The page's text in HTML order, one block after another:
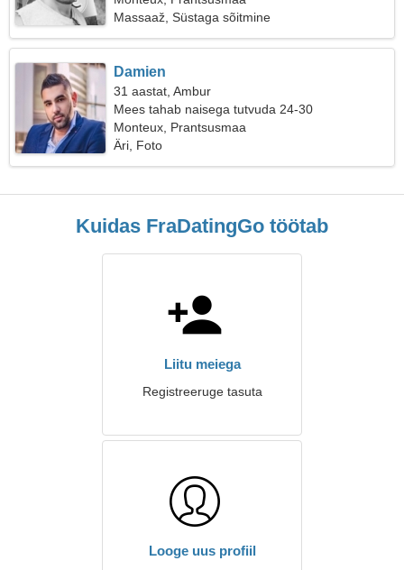
Massaaž, Süstaga sõitmine
Damien
31 aastat, Ambur
Mees tahab naisega tutvuda 24-30
Monteux, Prantsusmaa
Äri, Foto
Kuidas FraDatingGo töötab
Liitu meiega
Registreeruge tasuta
Looge uus profiil